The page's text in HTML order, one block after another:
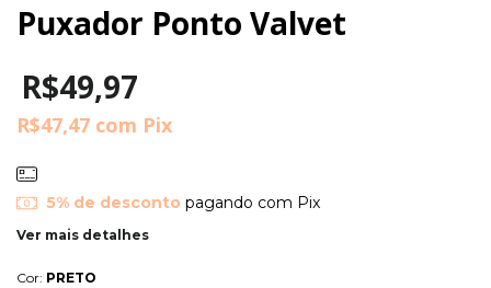
Puxador Ponto Valvet
R$49,97
R$47,47 com Pix
5% de desconto pagando com Pix
Ver mais detalhes
Cor: PRETO